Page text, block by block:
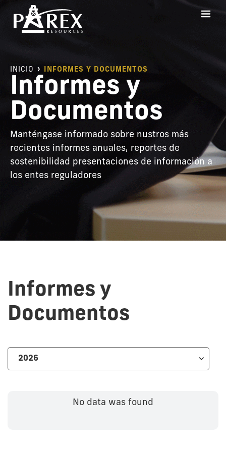
INICIO INFORMES Y DOCUMENTOS
Informes y
Documentos
Manténgase informado sobre nustros más
recientes informes anuales, reportes de
sostenibilidad presentaciones de información a
los entes reguladores
Informes y
Documentos
No data was found